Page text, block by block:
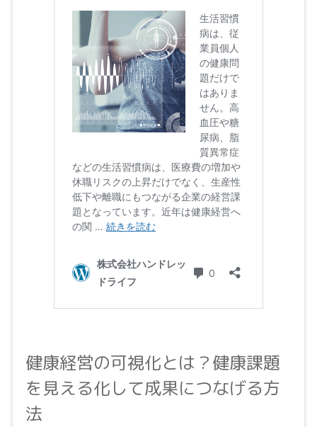
健康経営の可視化とは？健康課題
を見える化して成果につなげる方
法